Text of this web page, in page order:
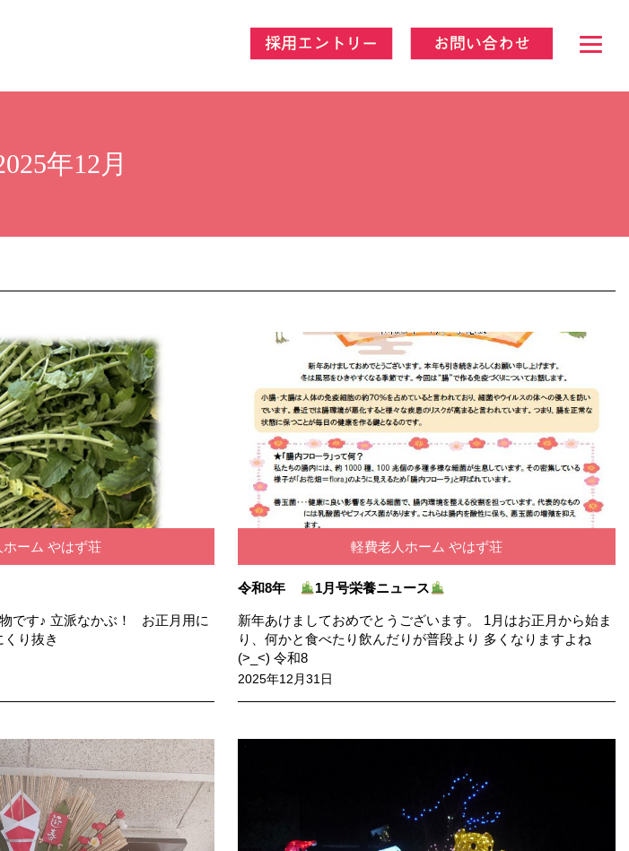
年12月
ホーム やはず荘
です♪ 立派なかぶ！ お正月用に
くり抜き
軽費老人ホーム やはず荘
令和8年 1月号栄養ニュース
新年あけましておめでとうございます。 1月はお正月から始ま
り、何かと食べたり飲んだりが普段より 多くなりますよね
(>_<) 令和8
2025年12月31日